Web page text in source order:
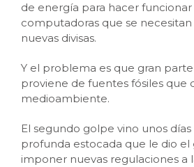
de energía para hacer funcionar
computadoras que se
nuevas divisas.
Y el problema es que gran
proviene de fuentes fósiles que
medioambiente.
El segundo golpe vino unos
profunda estocada que le dio el
imponer nuevas regulaciones a